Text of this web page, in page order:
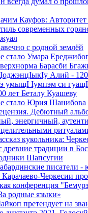
Кауфов: Авторитет
современных
с родной землёй
стало Умара
Барасби
Алий - 120
умыщI Iумпэм си
лет Беталу Куашеву
стало Юрия Шанибова
Дебютный
энергичный,
кукольника:
древние традиции в
Шапсугии
писатели -
Черкесии
конференция
родные языки»
претендует на